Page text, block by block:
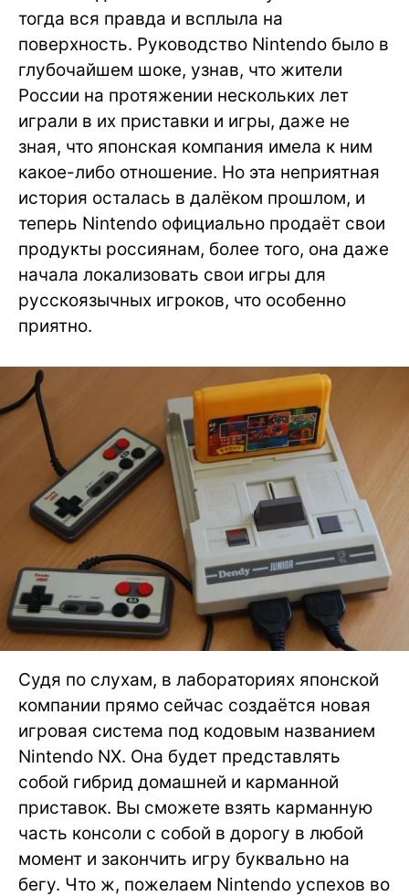
тогда вся правда и всплыла на
поверхность. Руководство Nintendo было в
глубочайшем шоке, узнав, что жители
России на протяжении нескольких лет
играли в их приставки и игры, даже не
зная, что японская компания имела к ним
какое-либо отношение. Но эта неприятная
история осталась в далёком прошлом, и
теперь Nintendo официально продаёт свои
продукты россиянам, более того, она даже
начала локализовать свои игры для
русскоязычных игроков, что особенно
приятно.
Судя по слухам, в лабораториях японской
компании прямо сейчас создаётся новая
игровая система под кодовым названием
Nintendo NX. Она будет представлять
собой гибрид домашней и карманной
приставок. Вы сможете взять карманную
часть консоли с собой в дорогу в любой
момент и закончить игру буквально на
бегу. Что ж, пожелаем Nintendo успехов во